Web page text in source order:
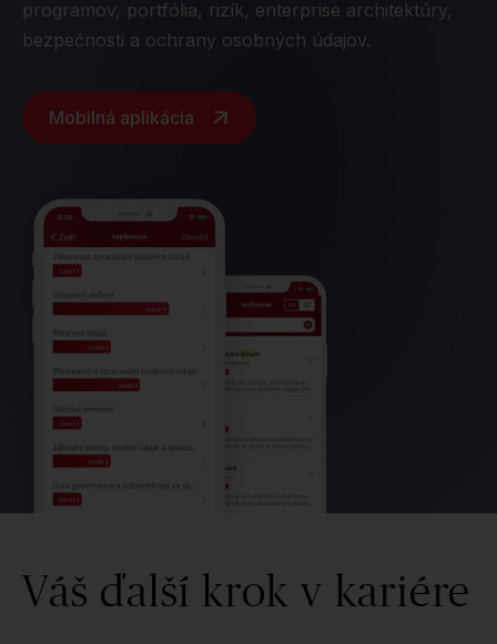
programov, portfólia, rizík, enterprise architektúry,
bezpečnosti a ochrany osobných údajov.
Mobilná aplikácia
Váš ďalší krok v kariére